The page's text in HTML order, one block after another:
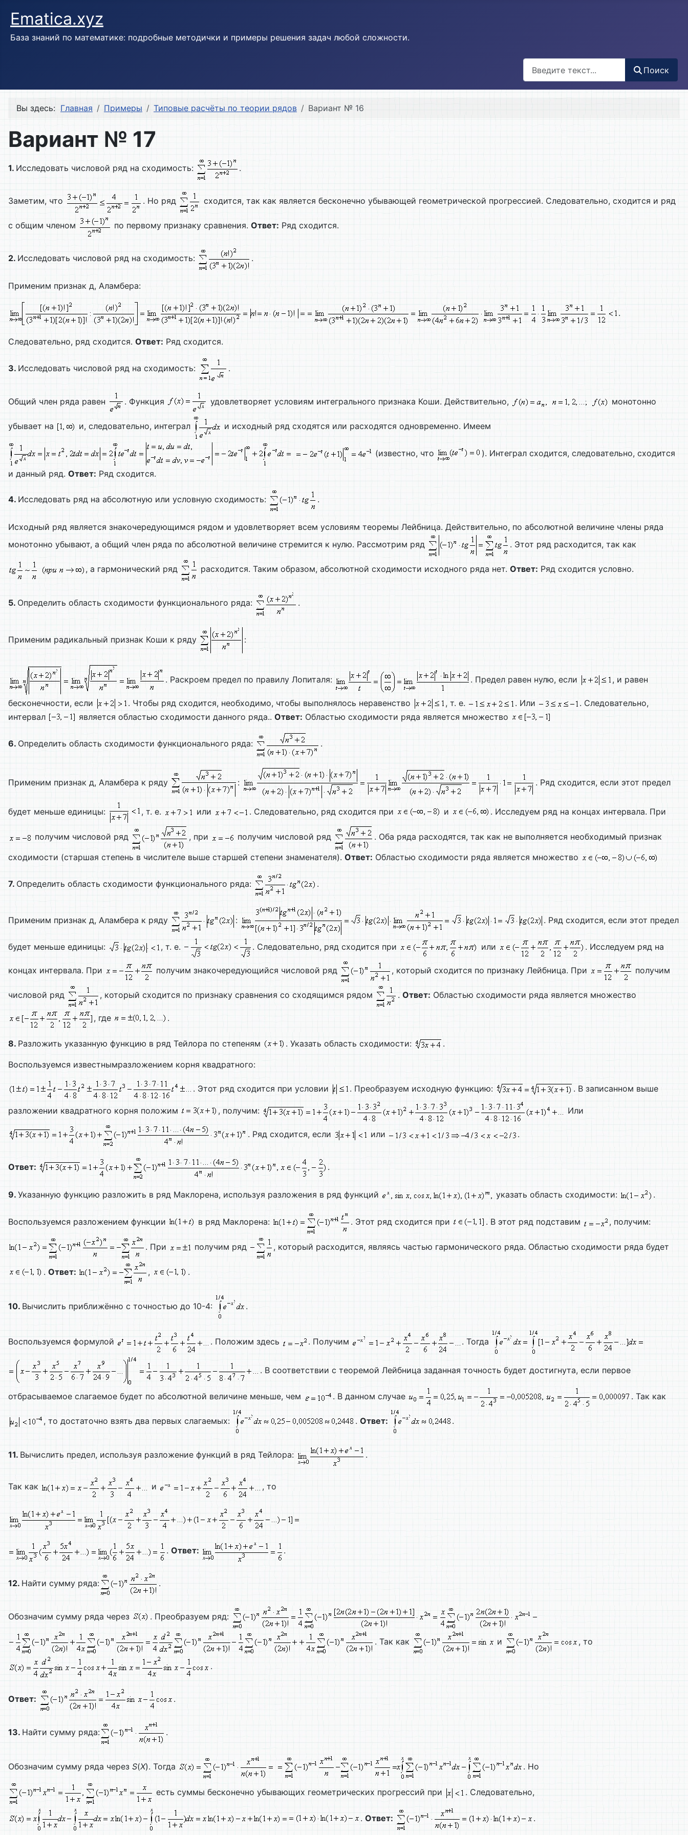
Ematica.xyz
База знаний по математике: подробные методички и примеры решения задач любой сложности.
Поиск
Вы здесь: Главная Примеры Типовые расчёты по теории рядов Вариант № 16
Вариант № 17
1. Исследовать числовой ряд на сходимость: .
Заметим, что . Но ряд сходится, так как является бесконечно убывающей геометрической прогрессией. Следовательно, сходится и ряд
с общим членом по первому признаку сравнения. Ответ: Ряд сходится.
2. Исследовать числовой ряд на сходимость: .
Применим признак д, Аламбера:
.
Следовательно, ряд сходится. Ответ: Ряд сходится.
3. Исследовать числовой ряд на сходимость: .
Общий член ряда равен . Функция удовлетворяет условиям интегрального признака Коши. Действительно, монотонно
убывает на и, следовательно, интеграл и исходный ряд сходятся или расходятся одновременно. Имеем
(известно, что ). Интеграл сходится, следовательно, сходится
и данный ряд. Ответ: Ряд сходится.
4. Исследовать ряд на абсолютную или условную сходимость: .
Исходный ряд является знакочередующимся рядом и удовлетворяет всем условиям теоремы Лейбница. Действительно, по абсолютной величине члены ряда
монотонно убывают, а общий член ряда по абсолютной величине стремится к нулю. Рассмотрим ряд
. Этот ряд расходится, так как
, а гармонический ряд расходится. Таким образом, абсолютной сходимости исходного ряда нет. Ответ: Ряд сходится условно.
5. Определить область сходимости функционального ряда: .
Применим радикальный признак Коши к ряду :
. Раскроем предел по правилу Лопиталя: . Предел равен нулю, если , и равен
бесконечности, если . Чтобы ряд сходится, необходимо, чтобы выполнялось неравенство , т. е. . Или
. Следовательно,
интервал
является областью сходимости данного ряда.. Ответ: Областью сходимости ряда является множество
6. Определить область сходимости функционального ряда: .
Применим признак д, Аламбера к ряду : . Ряд сходится, если этот предел
будет меньше единицы: , т. е. или . Следовательно, ряд сходится при и . Исследуем ряд на концах интервала. При
получим числовой ряд , при получим числовой ряд
. Оба ряда расходятся, так как не выполняется необходимый признак
сходимости (старшая степень в числителе выше старшей степени знаменателя). Ответ: Областью сходимости ряда является множество
7. Определить область сходимости функционального ряда: .
Применим признак д, Аламбера к ряду : . Ряд сходится, если этот предел
будет меньше единицы: , т. е. . Следовательно, ряд сходится при или . Исследуем ряд на
концах интервала. При получим знакочередующийся числовой ряд , который сходится по признаку Лейбница. При получим
числовой ряд , который сходится по признаку сравнения со сходящимся рядом . Ответ: Областью сходимости ряда является множество
, где .
8. Разложить указанную функцию в ряд Тейлора по степеням . Указать область сходимости: .
Воспользуемся известнымразложением корня квадратного:
. Этот ряд сходится при условии . Преобразуем исходную функцию: . В записанном выше
разложении квадратного корня положим , получим: Или
. Ряд сходится, если или .
Ответ: .
9. Указанную функцию разложить в ряд Маклорена, используя разложения в ряд функций указать область сходимости: .
Воспользуемся разложением функции в ряд Маклорена: . Этот ряд сходится при . В этот ряд подставим , получим:
. При получим ряд , который расходится, являясь частью гармонического ряда. Областью сходимости ряда будет
. Ответ: , .
10. Вычислить приближённо с точностью до 10-4: .
Воспользуемся формулой . Положим здесь . Получим . Тогда
. В соответствии с теоремой Лейбница заданная точность будет достигнута, если первое
отбрасываемое слагаемое будет по абсолютной величине меньше, чем . В данном случае . Так как
, то достаточно взять два первых слагаемых: . Ответ: .
11. Вычислить предел, используя разложение функций в ряд Тейлора: .
Так как и , то
. Ответ: .
12. Найти сумму ряда: .
Обозначим сумму ряда через . Преобразуем ряд:
. Так как и , то
.
Ответ: .
13. Найти сумму ряда: .
Обозначим сумму ряда через S(X). Тогда . Но
есть суммы бесконечно убывающих геометрических прогрессий при . Следовательно,
. Ответ: .